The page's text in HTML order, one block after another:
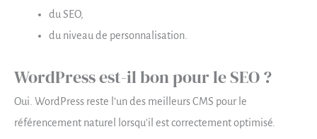
du SEO,
du niveau de personnalisation.
WordPress est-il bon pour le SEO ?
Oui. WordPress reste l’un des meilleurs CMS pour le
référencement naturel lorsqu’il est correctement optimisé.